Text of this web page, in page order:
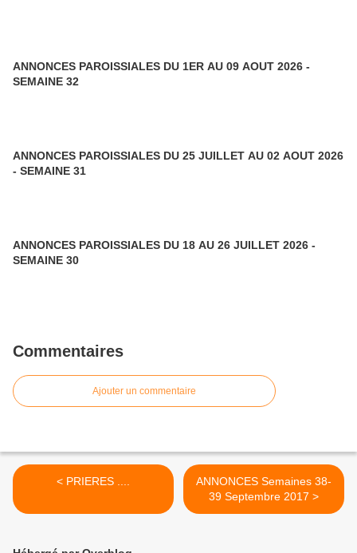
ANNONCES PAROISSIALES DU 1ER AU 09 AOUT 2026 -
SEMAINE 32
ANNONCES PAROISSIALES DU 25 JUILLET AU 02 AOUT 2026
- SEMAINE 31
ANNONCES PAROISSIALES DU 18 AU 26 JUILLET 2026 -
SEMAINE 30
Commentaires
Ajouter un commentaire
< PRIERES ....
ANNONCES Semaines 38-
39 Septembre 2017 >